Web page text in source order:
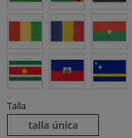
Talla
talla única